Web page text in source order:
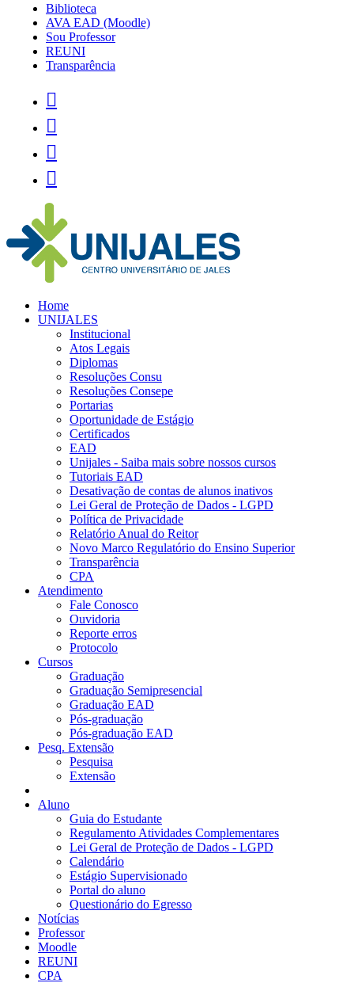
Biblioteca
AVA EAD (Moodle)
Sou Professor
REUNI
Transparência




Home
UNIJALES
Institucional
Atos Legais
Diplomas
Resoluções Consu
Resoluções Consepe
Portarias
Oportunidade de Estágio
Certificados
EAD
Unijales - Saiba mais sobre nossos cursos
Tutoriais EAD
Desativação de contas de alunos inativos
Lei Geral de Proteção de Dados - LGPD
Política de Privacidade
Relatório Anual do Reitor
Novo Marco Regulatório do Ensino Superior
Transparência
CPA
Atendimento
Fale Conosco
Ouvidoria
Reporte erros
Protocolo
Cursos
Graduação
Graduação Semipresencial
Graduação EAD
Pós-graduação
Pós-graduação EAD
Pesq. Extensão
Pesquisa
Extensão
Aluno
Guia do Estudante
Regulamento Atividades Complementares
Lei Geral de Proteção de Dados - LGPD
Calendário
Estágio Supervisionado
Portal do aluno
Questionário do Egresso
Notícias
Professor
Moodle
REUNI
CPA